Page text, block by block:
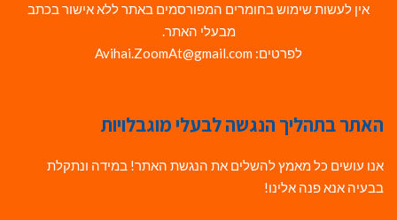
אין לעשות שימוש בחומרים המפורסמים באתר ללא אישור בכתב
מבעלי האתר.
לפרטים: Avihai.ZoomAt@gmail.com
האתר בתהליך הנגשה לבעלי מוגבלויות
אנו עושים כל מאמץ להשלים את הנגשת האתר! במידה ונתקלת
בבעיה אנא פנה אלינו!